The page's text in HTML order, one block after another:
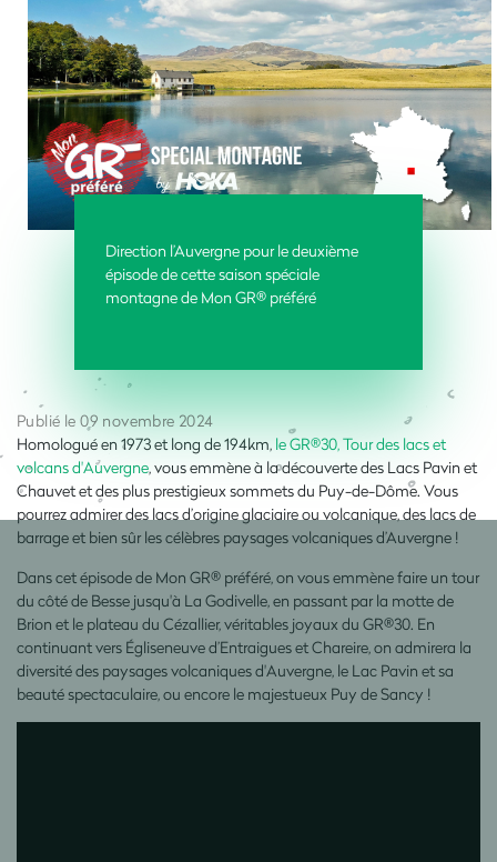
Direction l’Auvergne pour le deuxième
épisode de cette saison spéciale
montagne de Mon GR® préféré
Publié le 09 novembre 2024
Homologué en 1973 et long de 194km, le GR®30, Tour des lacs et
volcans d'Auvergne, vous emmène à la découverte des Lacs Pavin et
Chauvet et des plus prestigieux sommets du Puy-de-Dôme. Vous
pourrez admirer des lacs d’origine glaciaire ou volcanique, des lacs de
barrage et bien sûr les célèbres paysages volcaniques d’Auvergne !
Dans cet épisode de Mon GR® préféré, on vous emmène faire un tour
du côté de Besse jusqu'à La Godivelle, en passant par la motte de
Brion et le plateau du Cézallier, véritables joyaux du GR®30. En
continuant vers Égliseneuve d’Entraigues et Chareire, on admirera la
diversité des paysages volcaniques d'Auvergne, le Lac Pavin et sa
beauté spectaculaire, ou encore le majestueux Puy de Sancy !